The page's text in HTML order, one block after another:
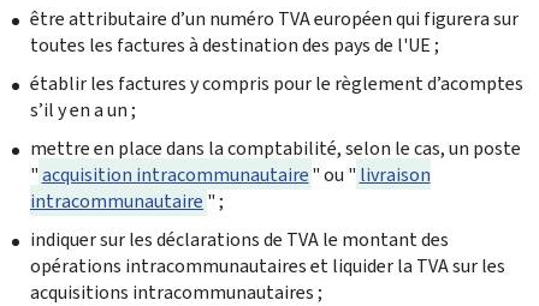
être attributaire d’un numéro TVA européen qui figurera sur
toutes les factures à destination des pays de l'UE ;
établir les factures y compris pour le règlement d’acomptes
s’il y en a un ;
mettre en place dans la comptabilité, selon le cas, un poste
"acquisition intracommunautaire" ou " livraison
intracommunautaire " ;
indiquer sur les déclarations de TVA le montant des
opérations intracommunautaires et liquider la TVA sur les
acquisitions intracommunautaires ;